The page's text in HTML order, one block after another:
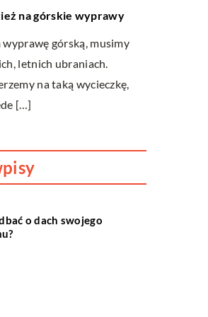
na górskie wyprawy
górską, musimy
letnich ubraniach.
na taką wycieczkę,
[…]
o dach swojego